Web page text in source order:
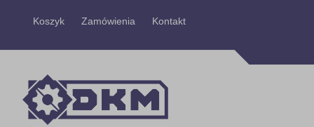
Koszyk Zamówienia KontaktPrzejdź